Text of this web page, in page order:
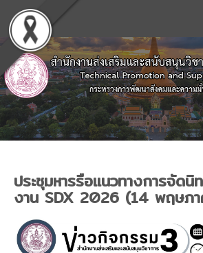
ประชุมหารรือแนวทางการจัดนิ
งาน SDX 2026 (14 พฤษภ